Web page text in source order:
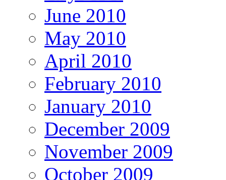
June 2010
May 2010
April 2010
February 2010
January 2010
December 2009
November 2009
October 2009